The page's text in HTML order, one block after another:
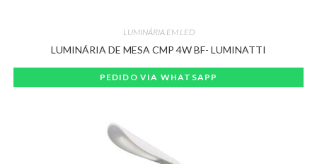
LUMINÁRIA EM LED
LUMINÁRIA DE MESA CMP 4W BF- LUMINATTI
PEDIDO VIA WHATSAPP